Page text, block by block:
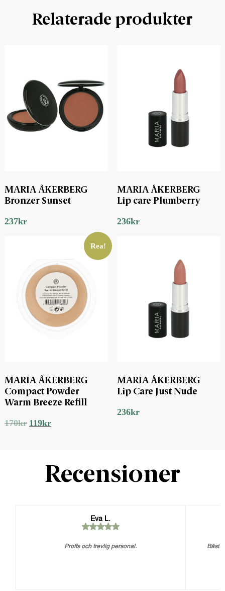
Relaterade produkter
MARIA ÅKERBERG
Bronzer Sunset
237kr
MARIA ÅKERBERG
Lip care Plumberry
236kr
Rea!
MARIA ÅKERBERG
Compact Powder
Warm Breeze Refill
170kr Det
119krDet
MARIA ÅKERBERG
Lip Care Just Nude
236kr
Recensioner
Eva L.
Proffs och trevlig personal. Bästa